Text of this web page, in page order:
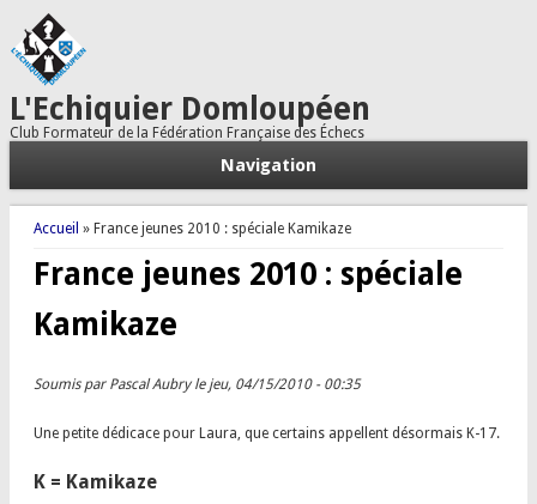
L'Echiquier Domloupéen
Club Formateur de la Fédération Française des Échecs
Navigation
Vous êtes ici
Accueil » France jeunes 2010 : spéciale Kamikaze
France jeunes 2010 : spéciale
Kamikaze
Soumis par Pascal Aubryle jeu, 04/15/2010 - 00:35
Une petite dédicace pour Laura, que certains appellent désormais K-17.
K = Kamikaze